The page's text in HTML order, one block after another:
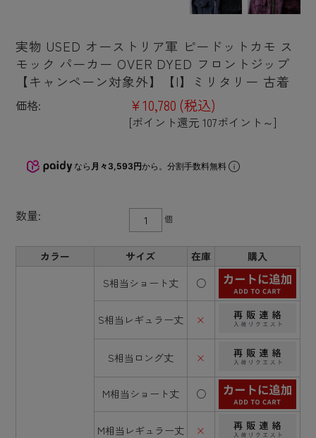
実物 USED オーストリア軍 ピードットカモ ス
モック パーカー OVER DYED フロントジップ
【キャンペーン対象外】【I】ミリタリー 古着
価格: ¥10,780 (税込)
[ポイント還元 107ポイント～]
なら 月々3,593円から。分割手数料無料
数量: 個
カラー サイズ 在庫 購入
S相当ショート丈 ○
S相当レギュラー丈 ×
S相当ロング丈 ×
M相当ショート丈 ○
M相当レギュラー丈 ×